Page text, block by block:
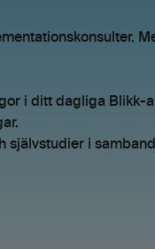
i ditt dagliga Blikk-
i